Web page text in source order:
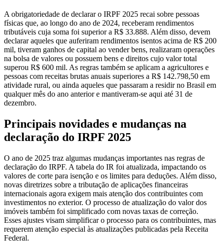
A obrigatoriedade de declarar o IRPF 2025 recai sobre pessoas
físicas que, ao longo do ano de 2024, receberam rendimentos
tributáveis cuja soma foi superior a R$ 33.888. Além disso, devem
declarar aqueles que auferiram rendimentos isentos acima de R$ 200
mil, tiveram ganhos de capital ao vender bens, realizaram operações
na bolsa de valores ou possuem bens e direitos cujo valor total
superou R$ 600 mil. As regras também se aplicam a agricultores e
pessoas com receitas brutas anuais superiores a R$ 142.798,50 em
atividade rural, ou ainda aqueles que passaram a residir no Brasil em
qualquer mês do ano anterior e mantiveram-se aqui até 31 de
dezembro.
Principais novidades e mudanças na
declaração do IRPF 2025
O ano de 2025 traz algumas mudanças importantes nas regras de
declaração do IRPF. A tabela do IR foi atualizada, impactando os
valores de corte para isenção e os limites para deduções. Além disso,
novas diretrizes sobre a tributação de aplicações financeiras
internacionais agora exigem mais atenção dos contribuintes com
investimentos no exterior. O processo de atualização do valor dos
imóveis também foi simplificado com novas taxas de correção.
Esses ajustes visam simplificar o processo para os contribuintes, mas
requerem atenção especial às atualizações publicadas pela Receita
Federal.